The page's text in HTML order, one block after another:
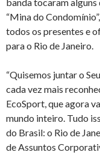
“Mina do
todos os presentes e
para o Rio de Janeiro.
“Quisemos juntar o
cada vez mais
EcoSport, que agora
mundo inteiro. Tudo
do Brasil: o Rio de
de Assuntos